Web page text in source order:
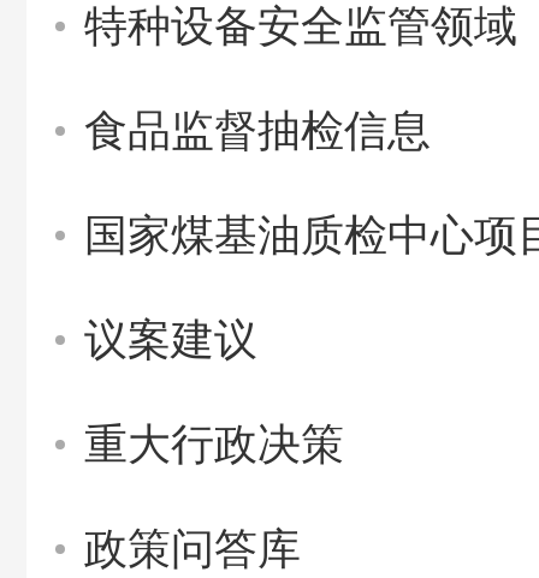
特种设备安全监管领域
食品监督抽检信息
国家煤基油质检中心项
议案建议
重大行政决策
政策问答库